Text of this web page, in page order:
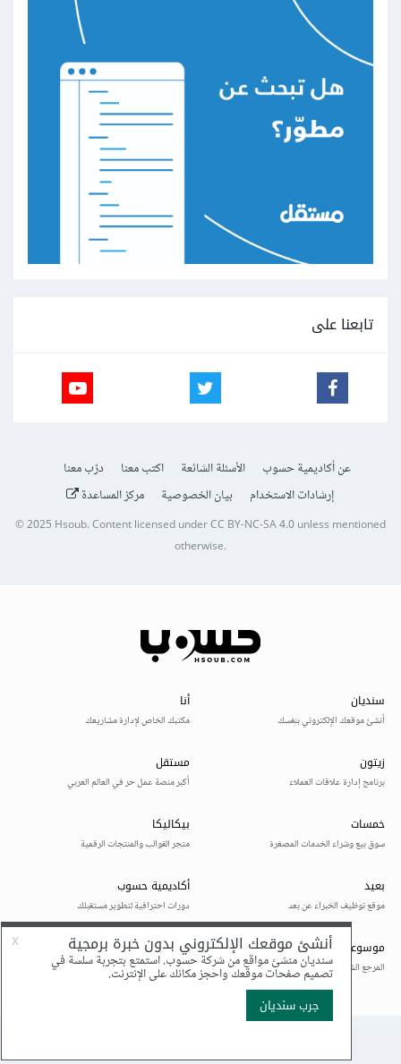
تابعنا على
عن أكاديمية حسوب الأسئلة الشائعة اكتب معنا
درّب معنا
إرشادات الاستخدام
بيان الخصوصية مركز المساعدة
© 2025Hsoub.Content licensed underCC BY-NC-SA 4.0unless mentioned
otherwise.